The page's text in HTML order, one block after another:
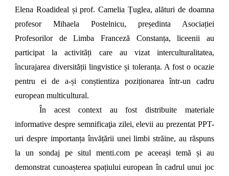
Elena Roadideal și prof. Camelia Țuglea, alături de doamna
profesor Mihaela Postelnicu, președinta Asociației
Profesorilor de Limba Franceză Constanța, liceenii au
participat la activități care au vizat interculturalitatea,
încurajarea diversității lingvistice și toleranța. A fost o ocazie
pentru ei de a-și conștientiza poziționarea într-un cadru
european multicultural.
În acest context au fost distribuite materiale
informative despre semnificaţia zilei, elevii au prezentat PPT-
uri despre importanța învățării unei limbi străine, au răspuns
la un sondaj pe situl menti.com pe aceeași temă și au
demonstrat cunoașterea spațiului european în cadrul unui joc